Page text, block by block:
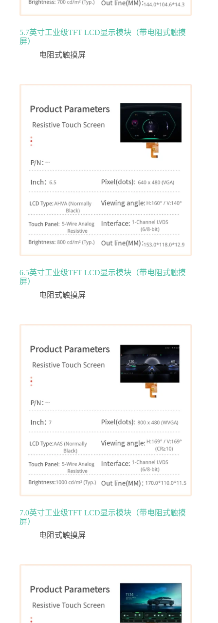
5.7英寸工业级TFT LCD显示模块（带电阻式触摸
屏）
电阻式触摸屏
6.5英寸工业级TFT LCD显示模块（带电阻式触摸
屏）
电阻式触摸屏
7.0英寸工业级TFT LCD显示模块（带电阻式触摸
屏）
电阻式触摸屏